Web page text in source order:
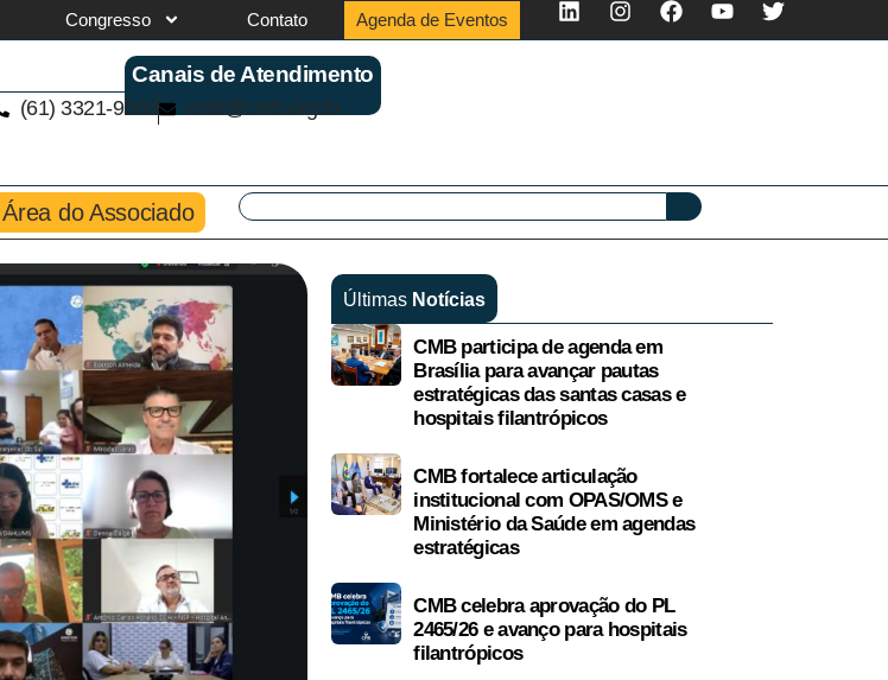
Congresso Contato Agenda de Eventos
Canais de Atendimento
(61) 3321-9563 cmb@cmb.org.br
Área do Associado
Últimas Notícias
CMB participa de agenda em
Brasília para avançar pautas
estratégicas das santas casas e
hospitais filantrópicos
CMB fortalece articulação
institucional com OPAS/OMS e
Ministério da Saúde em agendas
estratégicas
CMB celebra aprovação do PL
2465/26 e avanço para hospitais
filantrópicos